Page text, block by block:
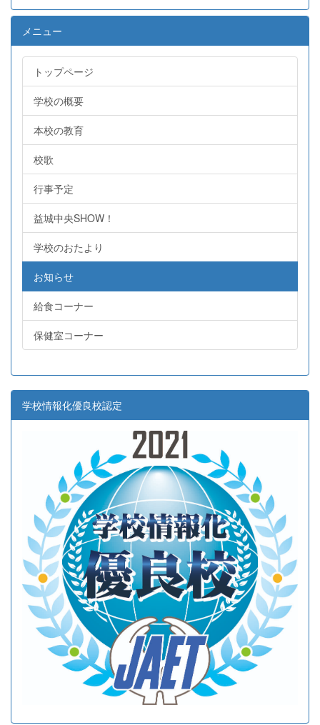
メニュー
トップページ
学校の概要
本校の教育
校歌
行事予定
益城中央SHOW！
学校のおたより
お知らせ
給食コーナー
保健室コーナー
学校情報化優良校認定